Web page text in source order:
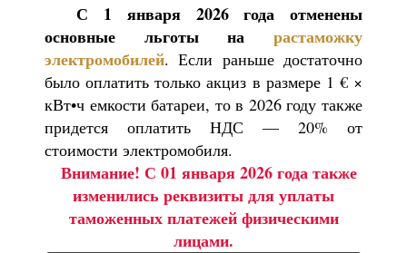
С 1 января 2026 года отменены
основные льготы на растаможку
электромобилей. Если раньше достаточно
было оплатить только акциз в размере 1 € ×
кВт•ч емкости батареи, то в 2026 году также
придется оплатить НДС — 20% от
стоимости электромобиля.
Внимание! С 01 января 2026 года также
изменились реквизиты для уплаты
таможенных платежей физическими
лицами.